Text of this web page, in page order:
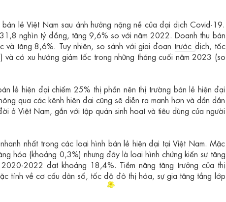
lẻ Việt Nam sau ảnh hưởng nặng nề của đại dịch Covid-19.
nghìn tỷ đồng, tăng 9,6% so với năm 2022. Doanh thu bán
tăng 8,6%. Tuy nhiên, so sánh với giai đoạn trước dịch, tốc
có xu hướng giảm tốc trong những tháng cuối năm 2023 (so
lẻ hiện đại chiếm 25% thị phần nên thị trường bán lẻ hiện đại
qua các kênh hiện đại cũng sẽ diễn ra mạnh hơn và dần dần
ở Việt Nam, gắn với tập quán sinh hoạt và tiêu dùng của người
nhất trong các loại hình bán lẻ hiện đại tại Việt Nam. Mặc
hóa (khoảng 0,3%) nhưng đây là loại hình chứng kiến sự tăng
2022 đạt khoảng 18,4%. Tiềm năng tăng trưởng của thị
tính về cơ cấu dân số, tốc độ đô thị hóa, sự gia tăng tầng lớp